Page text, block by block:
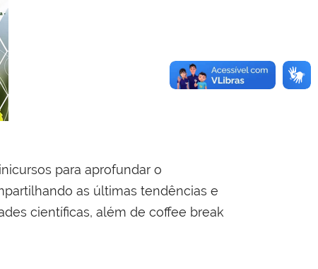
para aprofundar o
as últimas tendências e
científicas, além de coffee break